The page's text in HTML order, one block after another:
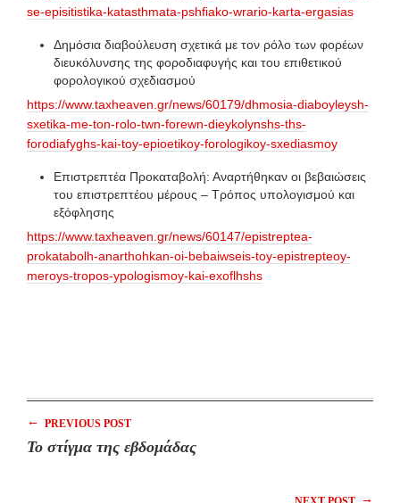
se-episitistika-katasthmata-pshfiako-wrario-karta-ergasias
Δημόσια διαβούλευση σχετικά με τον ρόλο των φορέων
διευκόλυνσης της φοροδιαφυγής και του επιθετικού
φορολογικού σχεδιασμού
https://www.taxheaven.gr/news/60179/dhmosia-diaboyleysh-
sxetika-me-ton-rolo-twn-forewn-dieykolynshs-ths-
forodiafyghs-kai-toy-epioetikoy-forologikoy-sxediasmoy
Επιστρεπτέα Προκαταβολή: Αναρτήθηκαν οι βεβαιώσεις
του επιστρεπτέου μέρους – Τρόπος υπολογισμού και
εξόφλησης
https://www.taxheaven.gr/news/60147/epistreptea-
prokatabolh-anarthohkan-oi-bebaiwseis-toy-epistrepteoy-
meroys-tropos-ypologismoy-kai-exoflhshs
← PREVIOUS POST
Το στίγμα της εβδομάδας
→